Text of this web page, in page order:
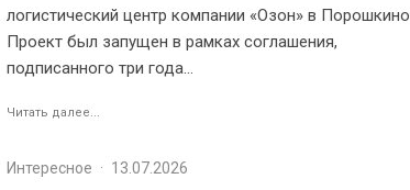
логистический центр компании «Озон» в Порошкино.
Проект был запущен в рамках соглашения,
подписанного три года...
Читать далее...
Интересное · 13.07.2026